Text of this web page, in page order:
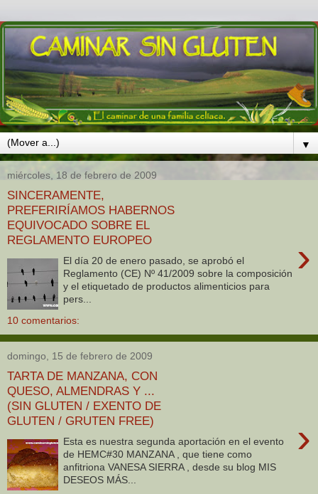
▼
miércoles, 18 de febrero de 2009
SINCERAMENTE,
PREFERIRÍAMOS HABERNOS
EQUIVOCADO SOBRE EL
REGLAMENTO EUROPEO
›
El día 20 de enero pasado, se aprobó el
Reglamento (CE) Nº 41/2009 sobre la composición
y el etiquetado de productos alimenticios para
pers...
10 comentarios:
domingo, 15 de febrero de 2009
TARTA DE MANZANA, CON
QUESO, ALMENDRAS Y ...
(SIN GLUTEN / EXENTO DE
GLUTEN / GRUTEN FREE)
›
Esta es nuestra segunda aportación en el evento
de HEMC#30 MANZANA , que tiene como
anfitriona VANESA SIERRA , desde su blog MIS
DESEOS MÁS...